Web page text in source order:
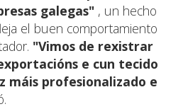
galegas" , un hecho
el buen comportamiento
"Vimos de rexistrar
e cun tecido
máis profesionalizado e